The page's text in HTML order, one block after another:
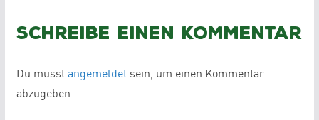
Schreibe einen Kommentar
Du musstangemeldetsein, um einen Kommentar
abzugeben.